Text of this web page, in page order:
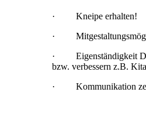
· Kneipe erhalten!
·
· Eigenständigkeit
bzw. verbessern z.B. Kita
· Kommunikation